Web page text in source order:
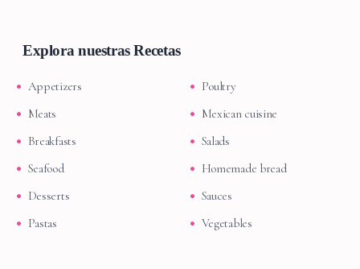
Explora nuestras Recetas
Appetizers
Poultry
Meats
Mexican cuisine
Breakfasts
Salads
Seafood
Homemade bread
Desserts
Sauces
Pastas
Vegetables